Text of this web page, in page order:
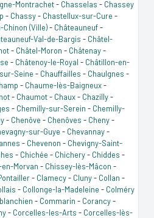
Montrachet- Chasselas - Chassey
- Chassy- Chastellux-sur-Cure -
Chinon (Ville)- Châteauneuf-
Val-de-Bargis - Châtel-
- Châtel-Moron - Châtenay-
- Châtenoy-le-Royal - Châtillon-en-
Seine - Chauffailles - Chaulgnes -
- Chaume-lès-Baigneux-
- Chaumot- Chaux- Chazilly-
- Chemilly-sur-Serein - Chemilly-
- Chenôve - Chenôves - Cheny-
sur-Guye - Chevannay-
- Chevenon - Chevigny-Saint-
- Chichée - Chichery- Chiddes -
Morvan - Chissey-lès-Mâcon -
- Clamecy- Cluny- Collan -
- Collonge-la-Madeleine - Colméry
- Commarin - Corancy-
- Corcelles-les-Arts - Corcelles-lès-